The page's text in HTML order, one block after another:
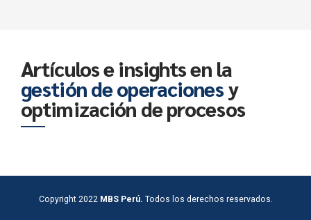
Artículos e insights en la
gestión de operacionesy
optimización de procesos
Copyright 2022 MBS Perú. Todos los derechos reservados.